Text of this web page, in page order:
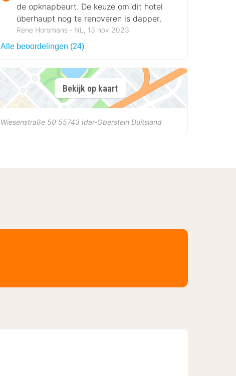
de opknapbeurt. De keuze om dit hotel
überhaupt nog te renoveren is dapper.
Rene Horsmans ‐ NL, 13 nov 2023
Alle beoordelingen (24)
Bekijk op kaart
Wiesenstraße 50 55743 Idar-Oberstein Duitsland